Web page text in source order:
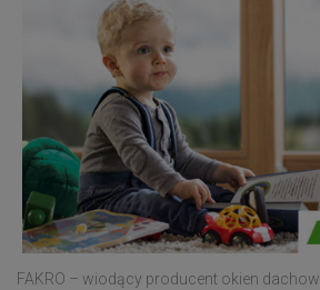
FAKRO – wiodący producent okien